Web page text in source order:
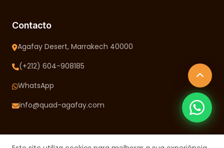
Contacto
Agafay Desert, Marrakech 40000
(+212) 604-908185
WhatsApp
info@quad-agafay.com